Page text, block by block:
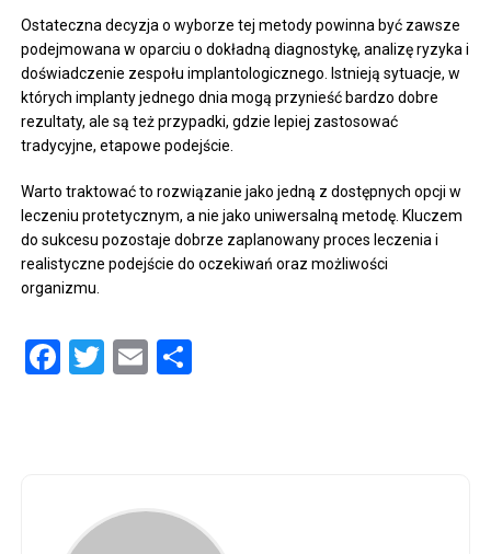
Ostateczna decyzja o wyborze tej metody powinna być zawsze
podejmowana w oparciu o dokładną diagnostykę, analizę ryzyka i
doświadczenie zespołu implantologicznego. Istnieją sytuacje, w
których implanty jednego dnia mogą przynieść bardzo dobre
rezultaty, ale są też przypadki, gdzie lepiej zastosować
tradycyjne, etapowe podejście.
Warto traktować to rozwiązanie jako jedną z dostępnych opcji w
leczeniu protetycznym, a nie jako uniwersalną metodę. Kluczem
do sukcesu pozostaje dobrze zaplanowany proces leczenia i
realistyczne podejście do oczekiwań oraz możliwości
organizmu.
Facebook
Twitter
Email